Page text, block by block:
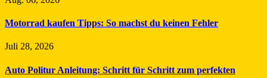
Motorrad kaufen Tipps: So machst du keinen Fehler
Juli 28, 2026
Auto Politur Anleitung: Schritt für Schritt zum perfekten